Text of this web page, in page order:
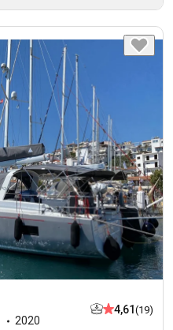
2020
4,61 (19)